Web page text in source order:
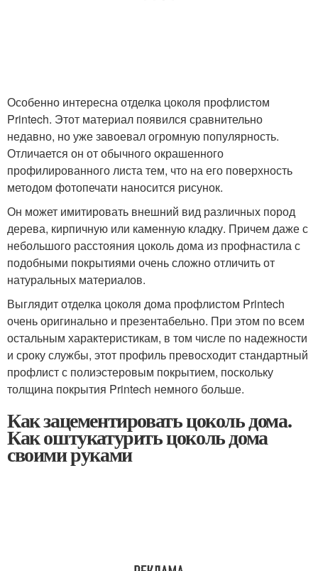
Особенно интересна отделка цоколя профлистом
Printech. Этот материал появился сравнительно
недавно, но уже завоевал огромную популярность.
Отличается он от обычного окрашенного
профилированного листа тем, что на его поверхность
методом фотопечати наносится рисунок.
Он может имитировать внешний вид различных пород
дерева, кирпичную или каменную кладку. Причем даже с
небольшого расстояния цоколь дома из профнастила с
подобными покрытиями очень сложно отличить от
натуральных материалов.
Выглядит отделка цоколя дома профлистом Printech
очень оригинально и презентабельно. При этом по всем
остальным характеристикам, в том числе по надежности
и сроку службы, этот профиль превосходит стандартный
профлист с полиэстеровым покрытием, поскольку
толщина покрытия Printech немного больше.
Как зацементировать цоколь дома.
Как оштукатурить цоколь дома
своими руками